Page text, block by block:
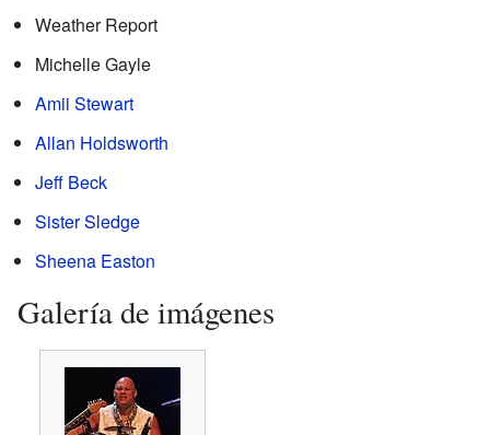
Weather Report
Michelle Gayle
Amii Stewart
Allan Holdsworth
Jeff Beck
Sister Sledge
Sheena Easton
Galería de imágenes